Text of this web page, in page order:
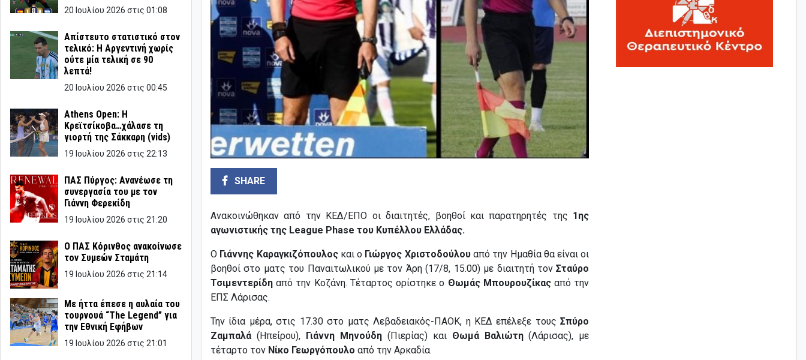
20 Ιουλίου 2026 στις 01:08
Απίστευτο στατιστικό στον
τελικό: Η Αργεντινή χωρίς
ούτε μία τελική σε 90
λεπτά!
20 Ιουλίου 2026 στις 00:45
Athens Open: Η
Κρεϊτσίκοβα…χάλασε τη
γιορτή της Σάκκαρη (vids)
19 Ιουλίου 2026 στις 22:13
ΠΑΣ Πύργος: Ανανέωσε τη
συνεργασία του με τον
Γιάννη Φερεκίδη
19 Ιουλίου 2026 στις 21:20
Ο ΠΑΣ Κόρινθος ανακοίνωσε
τον Συμεών Σταμάτη
19 Ιουλίου 2026 στις 21:14
Με ήττα έπεσε η αυλαία του
τουρνουά “The Legend” για
την Εθνική Εφήβων
19 Ιουλίου 2026 στις 21:01
SHARE
Ανακοινώθηκαν από την ΚΕΔ/ΕΠΟ οι διαιτητές, βοηθοί και παρατηρητές της 1ης
αγωνιστικής της League Phase του Κυπέλλου Ελλάδας.
Ο Γιάννης Καραγκιζόπουλοςκαι ο Γιώργος Χριστοδούλουαπό την Ημαθία θα είναι οι
βοηθοί στο ματς του Παναιτωλικού με τον Άρη (17/8, 15.00) με διαιτητή τονΣταύρο
Τσιμεντερίδηαπό την Κοζάνη. Τέταρτος ορίστηκε ο Θωμάς Μπουρουζίκαςαπό την
ΕΠΣ Λάρισας.
Την ίδια μέρα, στις 17.30 στο ματς Λεβαδειακός-ΠΑΟΚ, η ΚΕΔ επέλεξε τους Σπύρο
Ζαμπαλά (Ηπείρου), Γιάννη Μηνούδη(Πιερίας) καιΘωμά Βαλιώτη(Λάρισας), με
τέταρτο τον Νίκο Γεωργόπουλο από την Αρκαδία.